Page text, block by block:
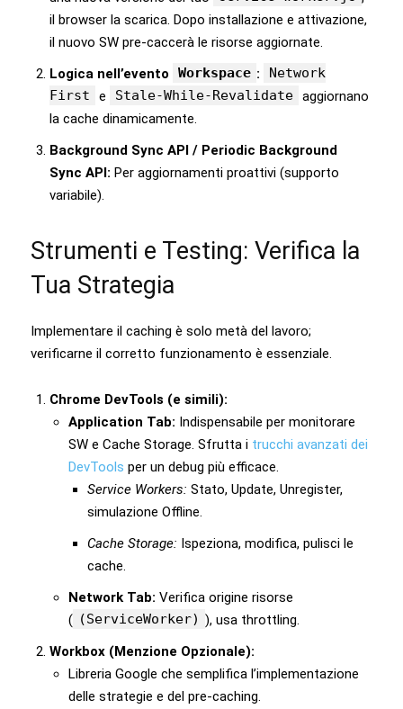
il browser la scarica. Dopo installazione e attivazione,
il nuovo SW pre-caccerà le risorse aggiornate.
Logica nell’evento
Workspace :
Network
First
e Stale-While-Revalidate aggiornano
la cache dinamicamente.
Background Sync API / Periodic Background
Sync API: Per aggiornamenti proattivi (supporto
variabile).
Strumenti e Testing: Verifica la
Tua Strategia
Implementare il caching è solo metà del lavoro;
verificarne il corretto funzionamento è essenziale.
Chrome DevTools (e simili):
Application Tab: Indispensabile per monitorare
SW e Cache Storage. Sfrutta i trucchi avanzati dei
DevTools per un debug più efficace.
Service Workers: Stato, Update, Unregister,
simulazione Offline.
Cache Storage: Ispeziona, modifica, pulisci le
cache.
Network Tab: Verifica origine risorse
( (ServiceWorker) ), usa throttling.
Workbox (Menzione Opzionale):
Libreria Google che semplifica l’implementazione
delle strategie e del pre-caching.